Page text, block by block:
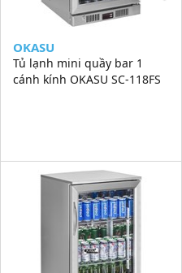
OKASU
Tủ lạnh mini quầy bar 1
cánh kính OKASU SC-118FS